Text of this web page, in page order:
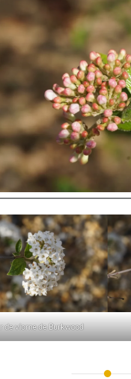
de viorne de Burkwood